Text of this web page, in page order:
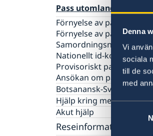
Denna
Vi
sociala
till de
med
Pass utomlands
Förnyelse av pass för
Förnyelse av pass för
Samordningsnummer
Nationellt id-kort
Provisoriskt pass
Ansökan om pass för
Botsanansk-Svensk
Hjälp kring
Akut hjälp
Reseinformation